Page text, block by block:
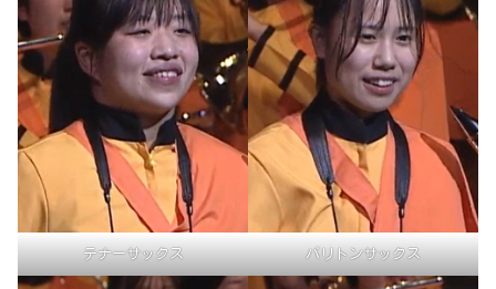
テナーサックス バリトンサックス